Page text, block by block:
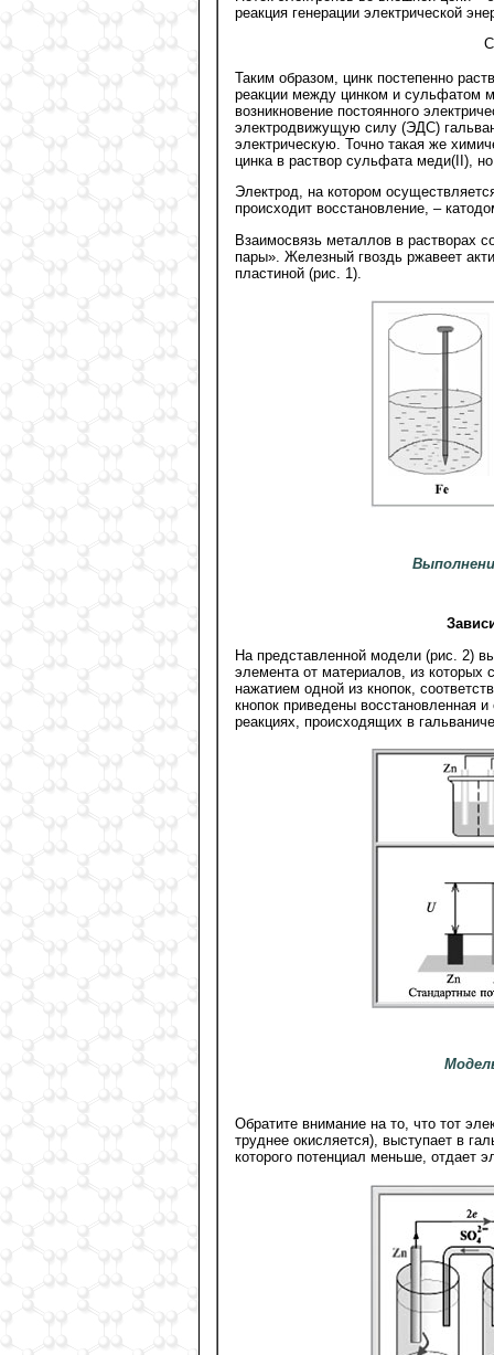
реакция генерации электрической
Таким образом, цинк постепенно
реакции между цинком и сульфатом
возникновение постоянного
электродвижущую силу (ЭДС)
электрическую. Точно такая же
цинка в раствор сульфата меди(II),
Электрод, на котором
происходит восстановление, –
Взаимосвязь металлов в растворах
пары». Железный гвоздь ржавеет
пластиной (рис. 1).
На представленной модели (рис. 2)
элемента от материалов, из
нажатием одной из кнопок,
кнопок приведены восстановленная
реакциях, происходящих в
Обратите внимание на то, что тот
труднее окисляется), выступает в
которого потенциал меньше, отдает